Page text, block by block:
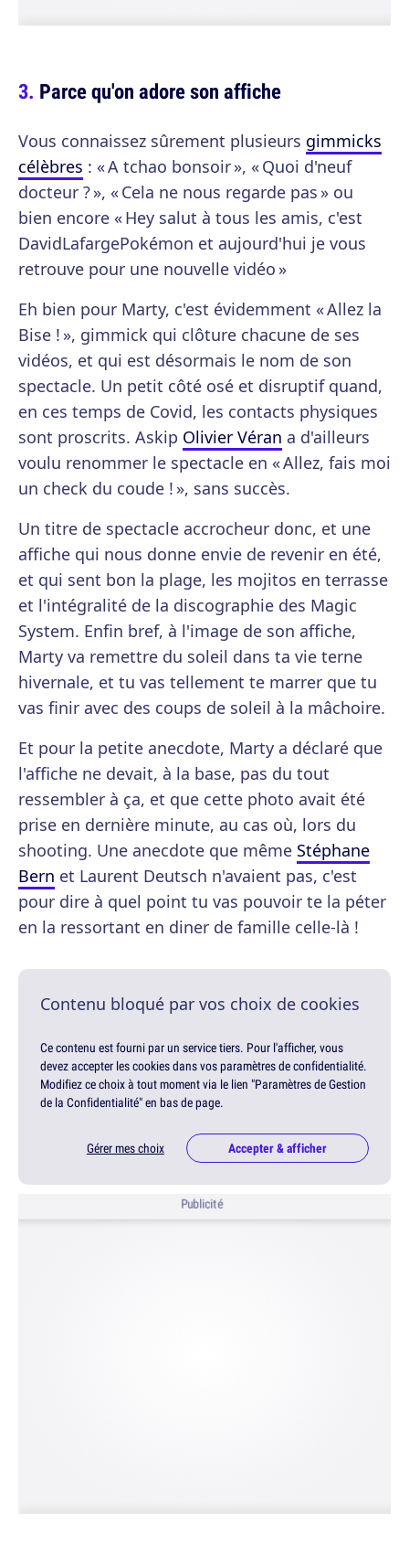
Parce qu'on adore son affiche
Vous connaissez sûrement plusieurs gimmicks
célèbres : « A tchao bonsoir », « Quoi d'neuf
docteur ? », « Cela ne nous regarde pas » ou
bien encore « Hey salut à tous les amis, c'est
DavidLafargePokémon et aujourd'hui je vous
retrouve pour une nouvelle vidéo »
Eh bien pour Marty, c'est évidemment « Allez la
Bise ! », gimmick qui clôture chacune de ses
vidéos, et qui est désormais le nom de son
spectacle. Un petit côté osé et disruptif quand,
en ces temps de Covid, les contacts physiques
sont proscrits. Askip Olivier Véran a d'ailleurs
voulu renommer le spectacle en « Allez, fais moi
un check du coude ! », sans succès.
Un titre de spectacle accrocheur donc, et une
affiche qui nous donne envie de revenir en été,
et qui sent bon la plage, les mojitos en terrasse
et l'intégralité de la discographie des Magic
System. Enfin bref, à l'image de son affiche,
Marty va remettre du soleil dans ta vie terne
hivernale, et tu vas tellement te marrer que tu
vas finir avec des coups de soleil à la mâchoire.
Et pour la petite anecdote, Marty a déclaré que
l'affiche ne devait, à la base, pas du tout
ressembler à ça, et que cette photo avait été
prise en dernière minute, au cas où, lors du
shooting. Une anecdote que même Stéphane
Bern et Laurent Deutsch n'avaient pas, c'est
pour dire à quel point tu vas pouvoir te la péter
en la ressortant en diner de famille celle-là !
Contenu bloqué par vos choix de cookies
Ce contenu est fourni par un service tiers. Pour l'afficher, vous
devez accepter les cookies dans vos paramètres de confidentialité.
Modifiez ce choix à tout moment via le lien "Paramètres de Gestion
de la Confidentialité" en bas de page.
Gérer mes choix Accepter & afficher
Publicité